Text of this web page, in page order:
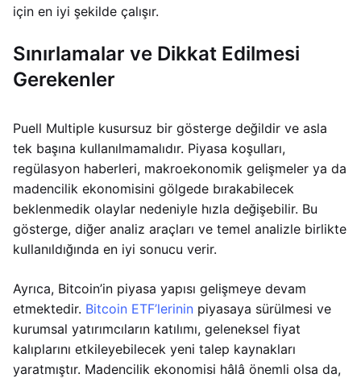
için en iyi şekilde çalışır.
Sınırlamalar ve Dikkat Edilmesi
Gerekenler
Puell Multiple kusursuz bir gösterge değildir ve asla
tek başına kullanılmamalıdır. Piyasa koşulları,
regülasyon haberleri, makroekonomik gelişmeler ya da
madencilik ekonomisini gölgede bırakabilecek
beklenmedik olaylar nedeniyle hızla değişebilir. Bu
gösterge, diğer analiz araçları ve temel analizle birlikte
kullanıldığında en iyi sonucu verir.
Ayrıca, Bitcoin’in piyasa yapısı gelişmeye devam
etmektedir. Bitcoin ETF’lerinin piyasaya sürülmesi ve
kurumsal yatırımcıların katılımı, geleneksel fiyat
kalıplarını etkileyebilecek yeni talep kaynakları
yaratmıştır. Madencilik ekonomisi hâlâ önemli olsa da,